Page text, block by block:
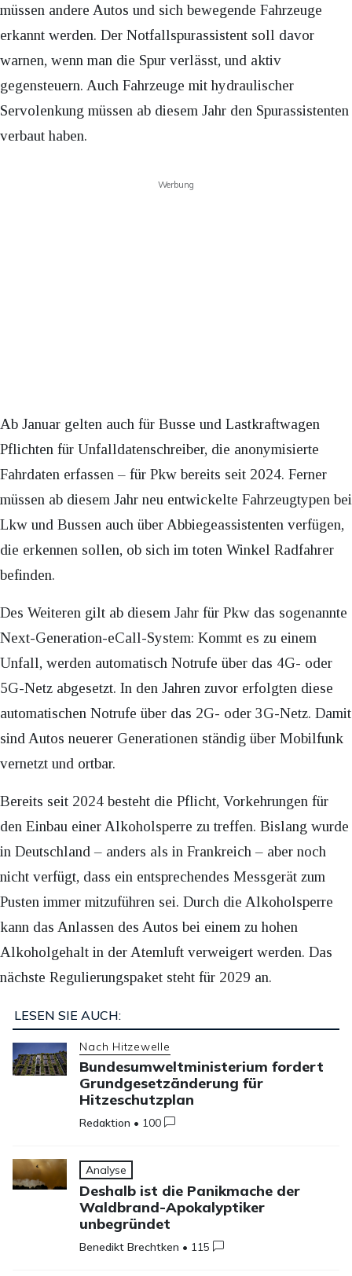
müssen andere Autos und sich bewegende Fahrzeuge
erkannt werden. Der Notfallspurassistent soll davor
warnen, wenn man die Spur verlässt, und aktiv
gegensteuern. Auch Fahrzeuge mit hydraulischer
Servolenkung müssen ab diesem Jahr den Spurassistenten
verbaut haben.
Werbung
Ab Januar gelten auch für Busse und Lastkraftwagen
Pflichten für Unfalldatenschreiber, die anonymisierte
Fahrdaten erfassen – für Pkw bereits seit 2024. Ferner
müssen ab diesem Jahr neu entwickelte Fahrzeugtypen bei
Lkw und Bussen auch über Abbiegeassistenten verfügen,
die erkennen sollen, ob sich im toten Winkel Radfahrer
befinden.
Des Weiteren gilt ab diesem Jahr für Pkw das sogenannte
Next-Generation-eCall-System: Kommt es zu einem
Unfall, werden automatisch Notrufe über das 4G- oder
5G-Netz abgesetzt. In den Jahren zuvor erfolgten diese
automatischen Notrufe über das 2G- oder 3G-Netz. Damit
sind Autos neuerer Generationen ständig über Mobilfunk
vernetzt und ortbar.
Bereits seit 2024 besteht die Pflicht, Vorkehrungen für
den Einbau einer Alkoholsperre zu treffen. Bislang wurde
in Deutschland – anders als in Frankreich – aber noch
nicht verfügt, dass ein entsprechendes Messgerät zum
Pusten immer mitzuführen sei. Durch die Alkoholsperre
kann das Anlassen des Autos bei einem zu hohen
Alkoholgehalt in der Atemluft verweigert werden. Das
nächste Regulierungspaket steht für 2029 an.
LESEN SIE AUCH:
Nach Hitzewelle
Bundesumweltministerium fordert
Grundgesetzänderung für
Hitzeschutzplan
Redaktion • 100
Analyse
Deshalb ist die Panikmache der
Waldbrand-Apokalyptiker
unbegründet
Benedikt Brechtken • 115